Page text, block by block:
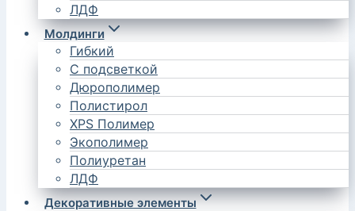
ЛДФ
Молдинги
Гибкий
С подсветкой
Дюрополимер
Полистирол
XPS Полимер
Экополимер
Полиуретан
ЛДФ
Декоративные элементы